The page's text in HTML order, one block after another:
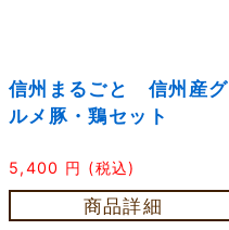
信州まるごと 信州産グ
ルメ豚・鶏セット
5,400 円 (税込)
商品詳細